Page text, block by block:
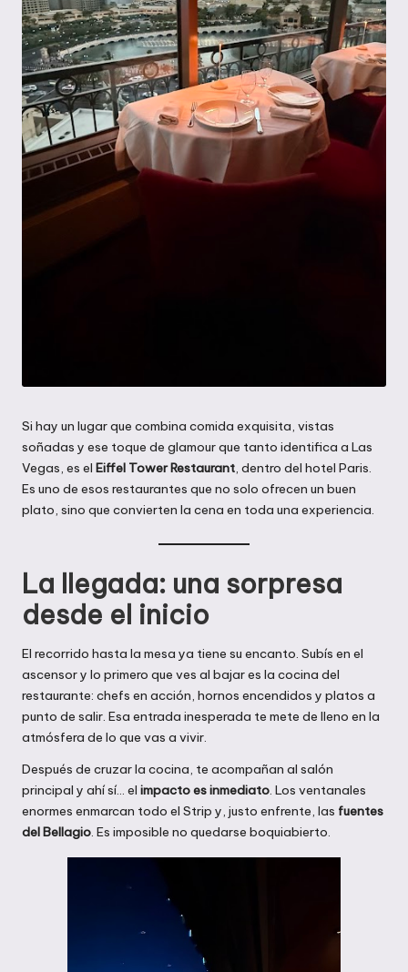
Si hay un lugar que combina comida exquisita, vistas
soñadas y ese toque de glamour que tanto identifica a Las
Vegas, es el Eiffel Tower Restaurant , dentro del hotel Paris.
Es uno de esos restaurantes que no solo ofrecen un buen
plato, sino que convierten la cena en toda una experiencia.
La llegada: una sorpresa
desde el inicio
El recorrido hasta la mesa ya tiene su encanto. Subís en el
ascensor y lo primero que ves al bajar es la cocina del
restaurante: chefs en acción, hornos encendidos y platos a
punto de salir. Esa entrada inesperada te mete de lleno en la
atmósfera de lo que vas a vivir.
Después de cruzar la cocina, te acompañan al salón
principal y ahí sí… el impacto es inmediato. Los ventanales
enormes enmarcan todo el Strip y, justo enfrente, las fuentes
del Bellagio. Es imposible no quedarse boquiabierto.